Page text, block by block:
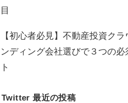
目
【初心者必見】不動産投資クラ
ンディング会社選びで３つの必
ト
Twitter 最近の投稿